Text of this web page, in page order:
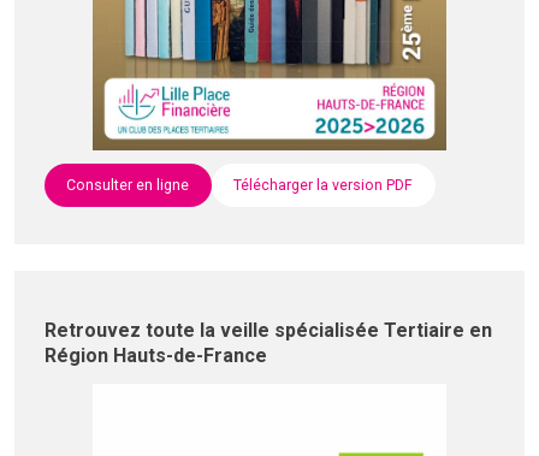
Consulter en ligne Télécharger la version PDF
Retrouvez toute la veille spécialisée Tertiaire en
Région Hauts-de-France